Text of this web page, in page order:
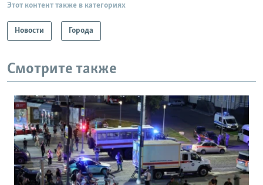
Этот контент также в категориях
Новости Города
Смотрите также